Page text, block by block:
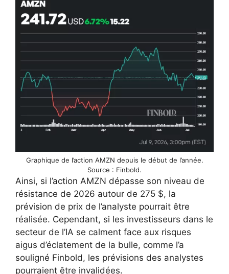
Graphique de l’action AMZN depuis le début de l’année.
Source : Finbold.
Ainsi, si l’action AMZN dépasse son niveau de
résistance de 2026 autour de 275 $, la
prévision de prix de l’analyste pourrait être
réalisée. Cependant, si les investisseurs dans le
secteur de l’IA se calment face aux risques
aigus d’éclatement de la bulle, comme l’a
souligné Finbold, les prévisions des analystes
pourraient être invalidées.